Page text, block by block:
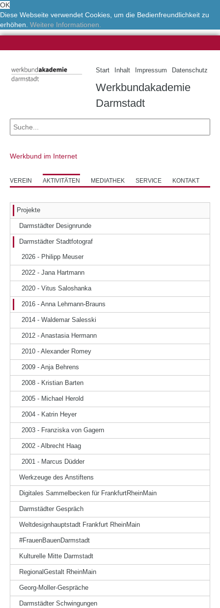
OK
Diese Webseite verwendet Cookies, um die Bedienfreundlichkeit zu
erhöhen. Weitere Informationen.
Start Inhalt Impressum Datenschutz
Werkbundakademie
Darmstadt
Werkbund im Internet
VEREIN AKTIVITÄTEN MEDIATHEK SERVICE KONTAKT
Projekte
Darmstädter Designrunde
Darmstädter Stadtfotograf
2026 - Philipp Meuser
2022 - Jana Hartmann
2020 - Vitus Saloshanka
2016 - Anna Lehmann-Brauns
2014 - Waldemar Salesski
2012 - Anastasia Hermann
2010 - Alexander Romey
2009 - Anja Behrens
2008 - Kristian Barten
2005 - Michael Herold
2004 - Katrin Heyer
2003 - Franziska von Gagern
2002 - Albrecht Haag
2001 - Marcus Düdder
Werkzeuge des Anstiftens
Digitales Sammelbecken für FrankfurtRheinMain
Darmstädter Gespräch
Weltdesignhauptstadt Frankfurt RheinMain
#FrauenBauenDarmstadt
Kulturelle Mitte Darmstadt
RegionalGestalt RheinMain
Georg-Moller-Gespräche
Darmstädter Schwingungen